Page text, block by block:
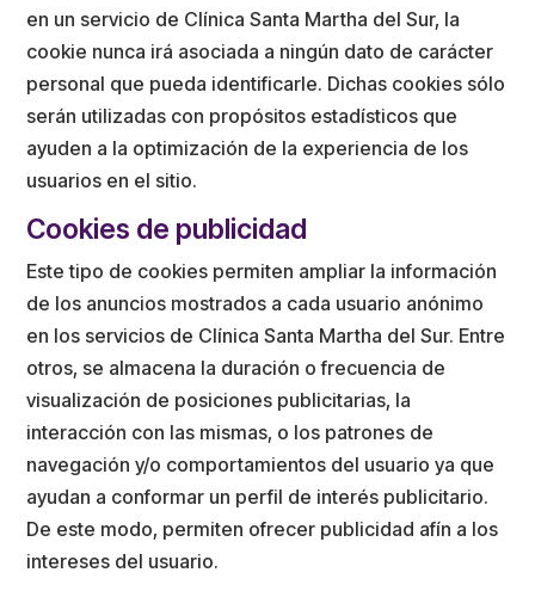
en un servicio de Clínica Santa Martha del Sur, la
cookie nunca irá asociada a ningún dato de carácter
personal que pueda identificarle. Dichas cookies sólo
serán utilizadas con propósitos estadísticos que
ayuden a la optimización de la experiencia de los
usuarios en el sitio.
Cookies de publicidad
Este tipo de cookies permiten ampliar la información
de los anuncios mostrados a cada usuario anónimo
en los servicios de Clínica Santa Martha del Sur. Entre
otros, se almacena la duración o frecuencia de
visualización de posiciones publicitarias, la
interacción con las mismas, o los patrones de
navegación y/o comportamientos del usuario ya que
ayudan a conformar un perfil de interés publicitario.
De este modo, permiten ofrecer publicidad afín a los
intereses del usuario.